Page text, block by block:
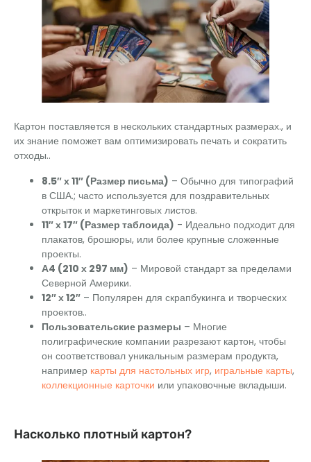
Картон поставляется в нескольких стандартных размерах., и
их знание поможет вам оптимизировать печать и сократить
отходы..
8.5″ х 11″ (Размер письма) – Обычно для типографий
в США.; часто используется для поздравительных
открыток и маркетинговых листов.
11″ х 17″ (Размер таблоида) - Идеально подходит для
плакатов, брошюры, или более крупные сложенные
проекты.
А4 (210 х 297 мм) – Мировой стандарт за пределами
Северной Америки.
12″ х 12″ – Популярен для скрапбукинга и творческих
проектов..
Пользовательские размеры – Многие
полиграфические компании разрезают картон, чтобы
он соответствовал уникальным размерам продукта,
например карты для настольных игр, игральные карты,
коллекционные карточки или упаковочные вкладыши.
Насколько плотный картон?